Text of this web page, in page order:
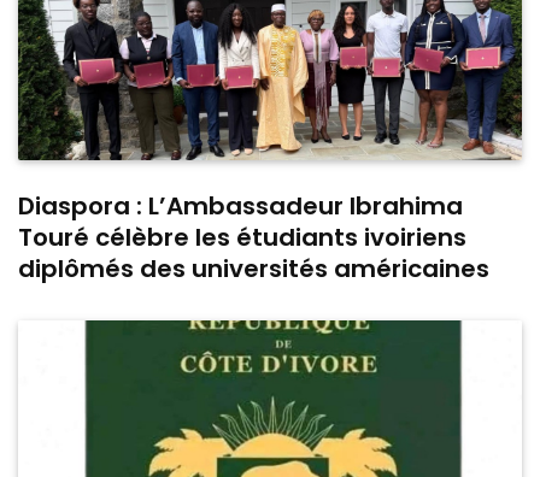
Diaspora : L’Ambassadeur Ibrahima
Touré célèbre les étudiants ivoiriens
diplômés des universités américaines